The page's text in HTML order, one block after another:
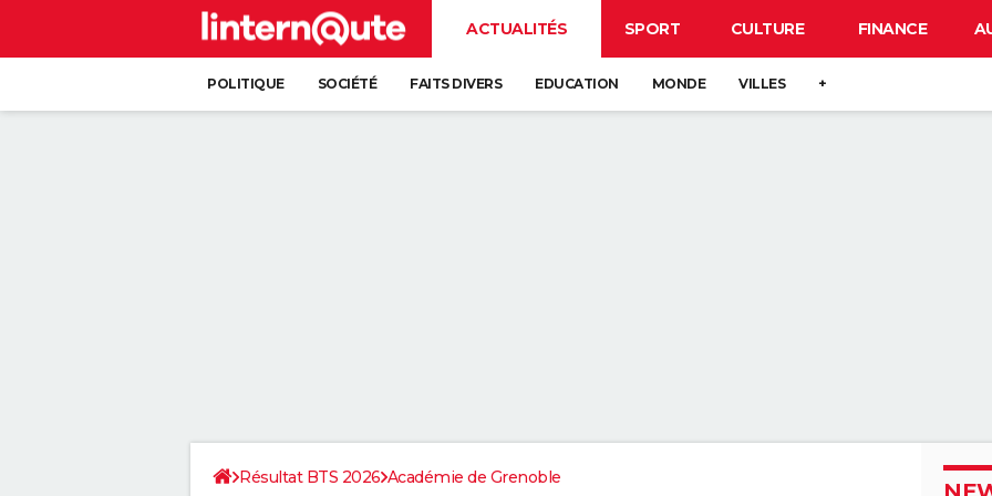
ACTUALITÉS SPORT CULTURE FINANCE
POLITIQUE SOCIÉTÉ FAITS DIVERS EDUCATION MONDE VILLES +
Résultat BTS 2026 Académie de Grenoble